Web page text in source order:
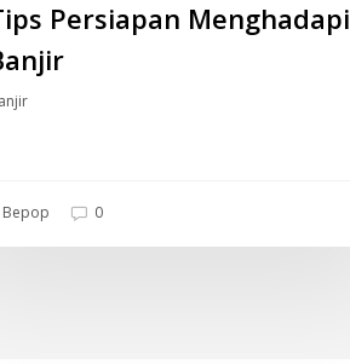
Persiapan Menghadapi
Bepop 0